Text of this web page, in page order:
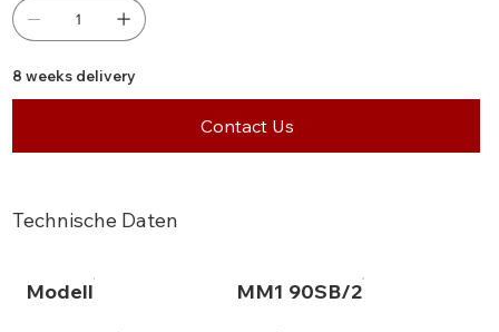
8 weeks delivery
Contact Us
Technische Daten
Modell MM1 90SB/2